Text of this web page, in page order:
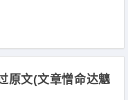
原文(文章憎命达魑